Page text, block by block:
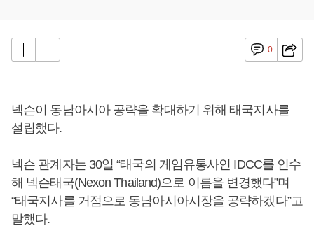
0
넥슨이 동남아시아 공략을 확대하기 위해 태국지사를
설립했다.
넥슨 관계자는 30일 “태국의 게임유통사인 IDCC를 인수
해 넥슨태국(Nexon Thailand)으로 이름을 변경했다”며
“태국지사를 거점으로 동남아시아시장을 공략하겠다”고
말했다.